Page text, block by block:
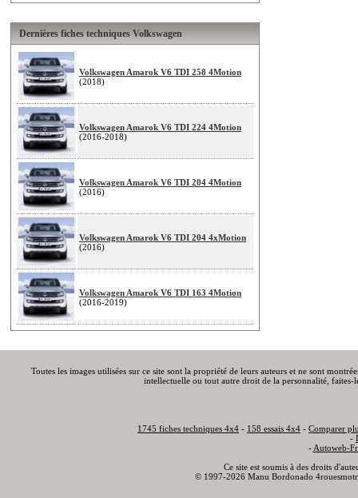
Dernières fiches techniques Volkswagen
Volkswagen Amarok V6 TDI 258 4Motion
(2018)
Volkswagen Amarok V6 TDI 224 4Motion
(2016-2018)
Volkswagen Amarok V6 TDI 204 4Motion
(2016)
Volkswagen Amarok V6 TDI 204 4xMotion
(2016)
Volkswagen Amarok V6 TDI 163 4Motion
(2016-2019)
Toutes les images utilisées sur ce site sont la propriété de leurs auteurs et ne sont
intellectuelle ou tout autre droit de la personnalité,
1745 fiches techniques 4x4 - 158 essais 4x4 - Comparer
-
- Autoweb-
Ce site est soumis à des droits
© 1997-2026 Manu Bordonado